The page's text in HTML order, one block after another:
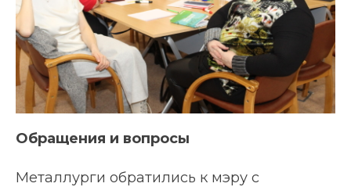
Обращения и вопросы
Металлурги обратились к мэру с